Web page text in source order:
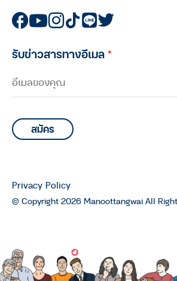
บุพการีที่เคารพ
บุพการีที่เคารพ
เลือกไหนที่เหมาะสม
บุพการีที่เคารพ
อย่างไรกับความเครี
ที่ไม่รู้จะจบลงเมื่อไร
รับข่าวสารทางอีเมล*
© Copyright 2026 Manoottangwai All
Privacy Policy